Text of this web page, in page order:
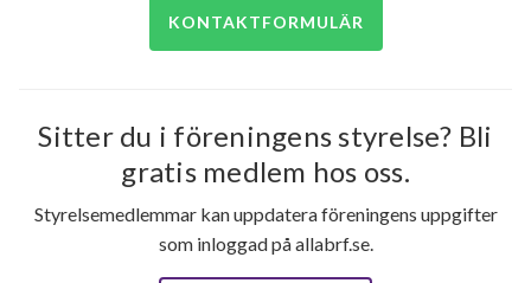
KONTAKTFORMULÄR
Sitter du i föreningens styrelse? Bli
gratis medlem hos oss.
Styrelsemedlemmar kan uppdatera föreningens uppgifter
som inloggad på allabrf.se.